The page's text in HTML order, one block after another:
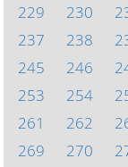
229
230
237
238
245
246
253
254
261
262
269
270